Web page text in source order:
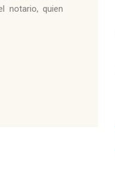
notario, quien